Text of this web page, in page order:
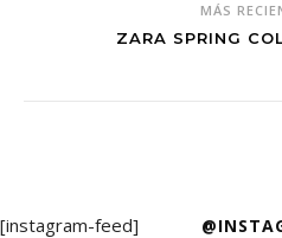
MÁS
ZARA SPRING
[instagram-feed]